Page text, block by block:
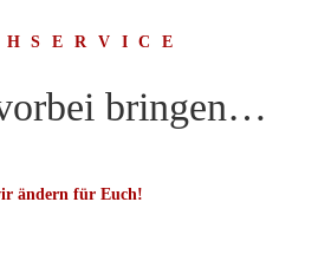
bringen…
ändern für Euch!